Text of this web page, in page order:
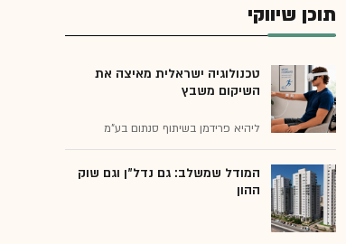
תוכן שיווקי
טכנולוגיה ישראלית מאיצה את
השיקום משבץ
ליהיא פרידמן בשיתוף סנתום בע"מ
המודל שמשלב: גם נדל"ן וגם שוק
ההון